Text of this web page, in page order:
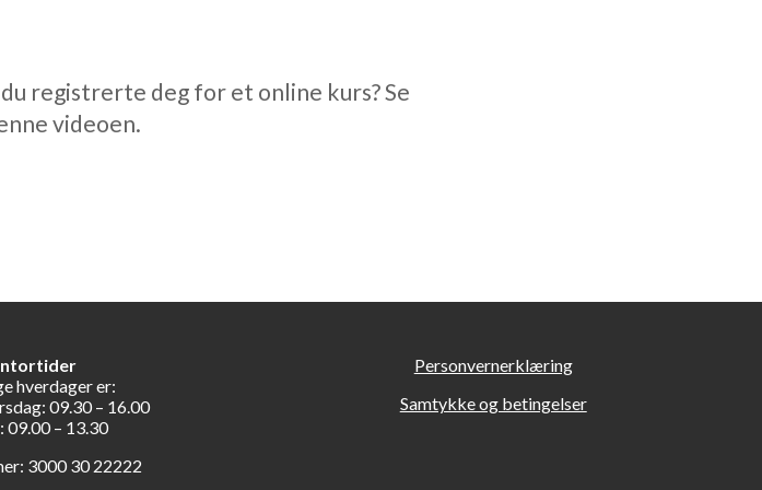
registrerte deg for et online kurs? Se
videoen.
hverdager er:
09.30 – 16.00
09.00 – 13.30
3000 30 22222
Personvernerklæring
Samtykke og betingelser